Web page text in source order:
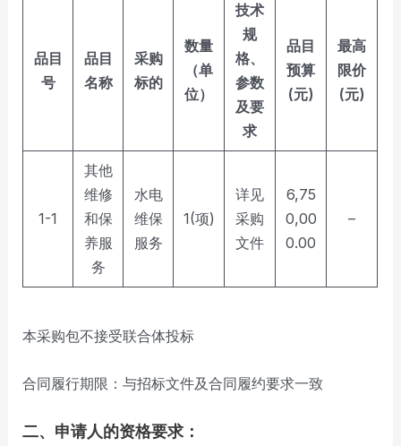
品目
号
品目
名称
采购
标的
数量
（单
位）
技术
规
格、
参数
及要
求
品目
预算
(元)
最高
限价
(元)
1-1
其他
维修
和保
养服
务
水电
维保
服务
1(项)
详见
采购
文件
6,75
0,00
0.00
–
本采购包不接受联合体投标
合同履行期限：与招标文件及合同履约要求一致
二、申请人的资格要求：